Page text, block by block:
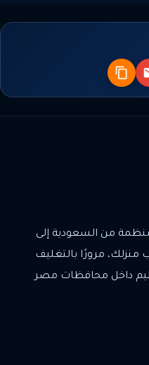
نسخ
من السعودية إلى
مرورًا بالتغليف
داخل محافظات مصر